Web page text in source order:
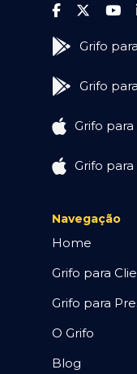
Grifo
Grifo
Grifo para
Grifo para
Navegação
Home
Grifo para
Grifo para
O Grifo
Blog